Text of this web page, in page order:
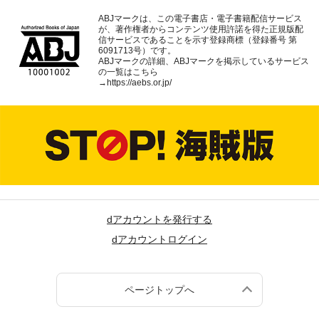
ABJマークは、この電子書店・電子書籍配信サービス
が、著作権者からコンテンツ使用許諾を得た正規版配
信サービスであることを示す登録商標（登録番号 第
6091713号）です。
ABJマークの詳細、ABJマークを掲示しているサービス
の一覧はこちら
→https://aebs.or.jp/
dアカウントを発行する
dアカウントログイン
ページトップへ